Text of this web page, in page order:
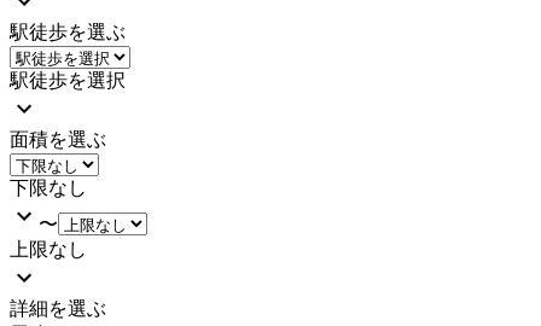
駅徒歩を選ぶ
駅徒歩を選択
面積を選ぶ
下限なし
〜
上限なし
詳細を選ぶ